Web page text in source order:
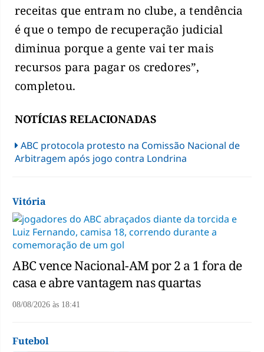
receitas que entram no clube, a tendência
é que o tempo de recuperação judicial
diminua porque a gente vai ter mais
recursos para pagar os credores”,
completou.
NOTÍCIAS RELACIONADAS
ABC protocola protesto na Comissão Nacional de
Arbitragem após jogo contra Londrina
Vitória
ABC vence Nacional-AM por 2 a 1 fora de
casa e abre vantagem nas quartas
08/08/2026 às 18:41
Futebol